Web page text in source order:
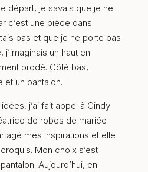
départ, je savais que je ne
c’est une pièce dans
pas et que je ne porte pas
un haut en
brodé. Côté bas,
et un pantalon.
j’ai fait appel à Cindy
de robes de mariée
mes inspirations et elle
Mon choix s’est
Aujourd’hui, en